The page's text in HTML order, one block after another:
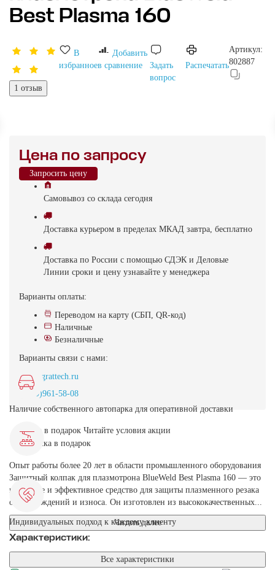
Best Plasma 160
1 отзыв
В
избранное
Добавить
в сравнение
Задать
вопрос
Распечатать
Артикул:
802887
Цена по запросу
Запросить цену
Самовывоз со склада cегодня
Доставка курьером в пределах МКАД завтра, бесплатно
Доставка по России с помощью СДЭК и Деловые
Линии сроки и цену узнавайте у менеджера
Варианты оплаты:
Переводом на карту (СБП, QR-код)
Наличные
Безналичные
Варианты связи с нами:
info@grattech.ru
8(499)961-58-08
Маска в подарок Читайте условия акции
Защитный колпак для плазмотрона BlueWeld Best Plasma 160 — это
надежное и эффективное средство для защиты плазменного резака
от повреждений и износа. Он изготовлен из высококачественных...
Читать далее
Характеристики:
Все характеристики
Наличие собственного автопарка для оперативной доставки
Опыт работы более 20 лет в области промышленного оборудования
Индивидуальных подход к каждому клиенту